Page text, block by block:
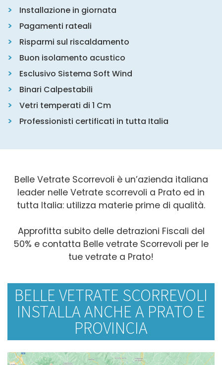
Installazione in giornata
Pagamenti rateali
Risparmi sul riscaldamento
Buon isolamento acustico
Esclusivo Sistema Soft Wind
Binari Calpestabili
Vetri temperati di 1 Cm
Professionisti certificati in tutta Italia
Belle Vetrate Scorrevoli è un’azienda italiana
leader nelle Vetrate scorrevoli a Prato ed in
tutta Italia: utilizza materie prime di qualità.
Approfitta subito delle detrazioni Fiscali del
50% e contatta Belle vetrate Scorrevoli per le
tue vetrate a Prato!
BELLE VETRATE SCORREVOLI
INSTALLA ANCHE A PRATO E
PROVINCIA